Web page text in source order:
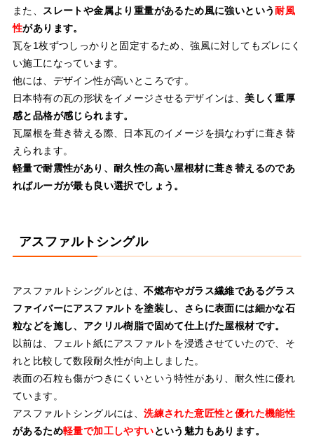
また、 スレートや金属より重量があるため風に強いという耐風
性があります。
瓦を1枚ずつしっかりと固定するため、強風に対してもズレにく
い施工になっています。
他には、デザイン性が高いところです。
日本特有の瓦の形状をイメージさせるデザインは、美しく重厚
感と品格が感じられます。
瓦屋根を葺き替える際、日本瓦のイメージを損なわずに葺き替
えられます。
軽量で耐震性があり、耐久性の高い屋根材に葺き替えるのであ
ればルーガが最も良い選択でしょう。
アスファルトシングル
アスファルトシングルとは、不燃布やガラス繊維であるグラス
ファイバーにアスファルトを塗装し、さらに表面には細かな石
粒などを施し、アクリル樹脂で固めて仕上げた屋根材です。
以前は、フェルト紙にアスファルトを浸透させていたので、そ
れと比較して数段耐久性が向上しました。
表面の石粒も傷がつきにくいという特性があり、耐久性に優れ
ています。
アスファルトシングルには、洗練された意匠性と優れた機能性
があるため軽量で加工しやすいという魅力もあります。